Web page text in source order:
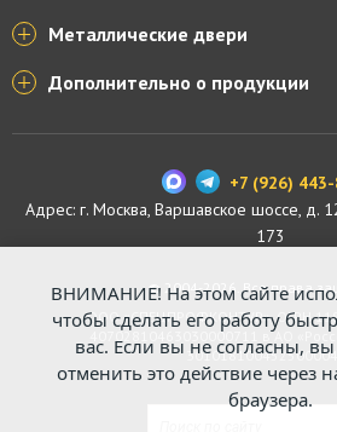
Металлические двери
Дополнительно о продукции
+7 (926)
Адрес: г. Москва, Варшавское шоссе, д.
173
© 2004-2026. Все права
ООО «СПЕЦПРОФКОНТУР», ОГРН
40702810463030000711 в АО
ВНИМАНИЕ! На этом сайте
чтобы сделать его работу
вас. Если вы не согласны,
отменить это действие через
браузера.